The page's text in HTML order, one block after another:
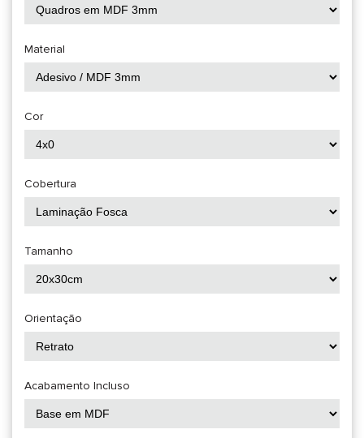
Material
Cor
Cobertura
Tamanho
Orientação
Acabamento Incluso